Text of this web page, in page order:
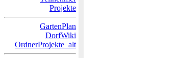
Projekte
GartenPlan
DorfWiki
OrdnerProjekte_alt